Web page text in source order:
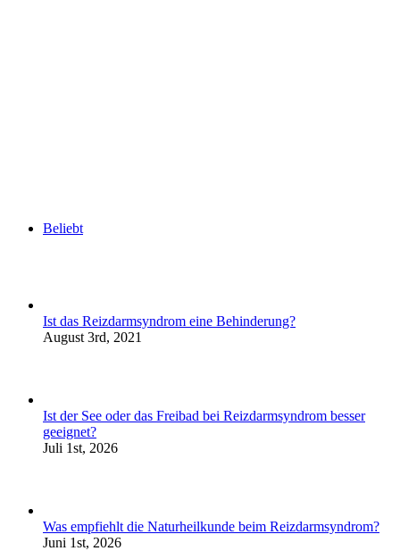
Beliebt
Ist das Reizdarmsyndrom eine Behinderung?
August 3rd, 2021
Ist der See oder das Freibad bei Reizdarmsyndrom besser
geeignet?
Juli 1st, 2026
Was empfiehlt die Naturheilkunde beim Reizdarmsyndrom?
Juni 1st, 2026